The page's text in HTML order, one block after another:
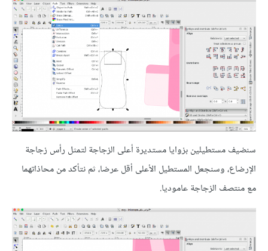
سنضيف مستطيلين بزوايا مستديرة أعلى الزجاجة لتمثل رأس زجاجة
الإرضاع، وسنجعل المستطيل الأعلى أقل عرضا، ثم نتأكد من محاذاتهما
مع منتصف الزجاجة عاموديا.